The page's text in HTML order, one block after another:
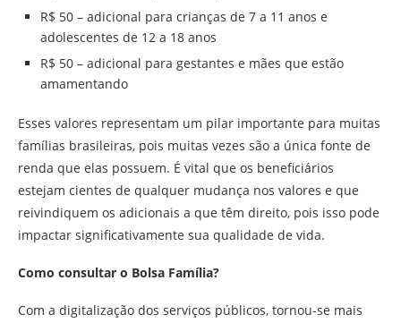
R$ 50 – adicional para crianças de 7 a 11 anos e
adolescentes de 12 a 18 anos
R$ 50 – adicional para gestantes e mães que estão
amamentando
Esses valores representam um pilar importante para muitas
famílias brasileiras, pois muitas vezes são a única fonte de
renda que elas possuem. É vital que os beneficiários
estejam cientes de qualquer mudança nos valores e que
reivindiquem os adicionais a que têm direito, pois isso pode
impactar significativamente sua qualidade de vida.
Como consultar o Bolsa Família?
Com a digitalização dos serviços públicos, tornou-se mais